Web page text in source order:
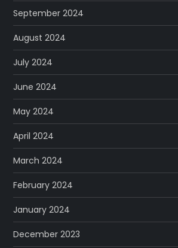
September 2024
August 2024
July 2024
June 2024
May 2024
April 2024
March 2024
February 2024
January 2024
December 2023